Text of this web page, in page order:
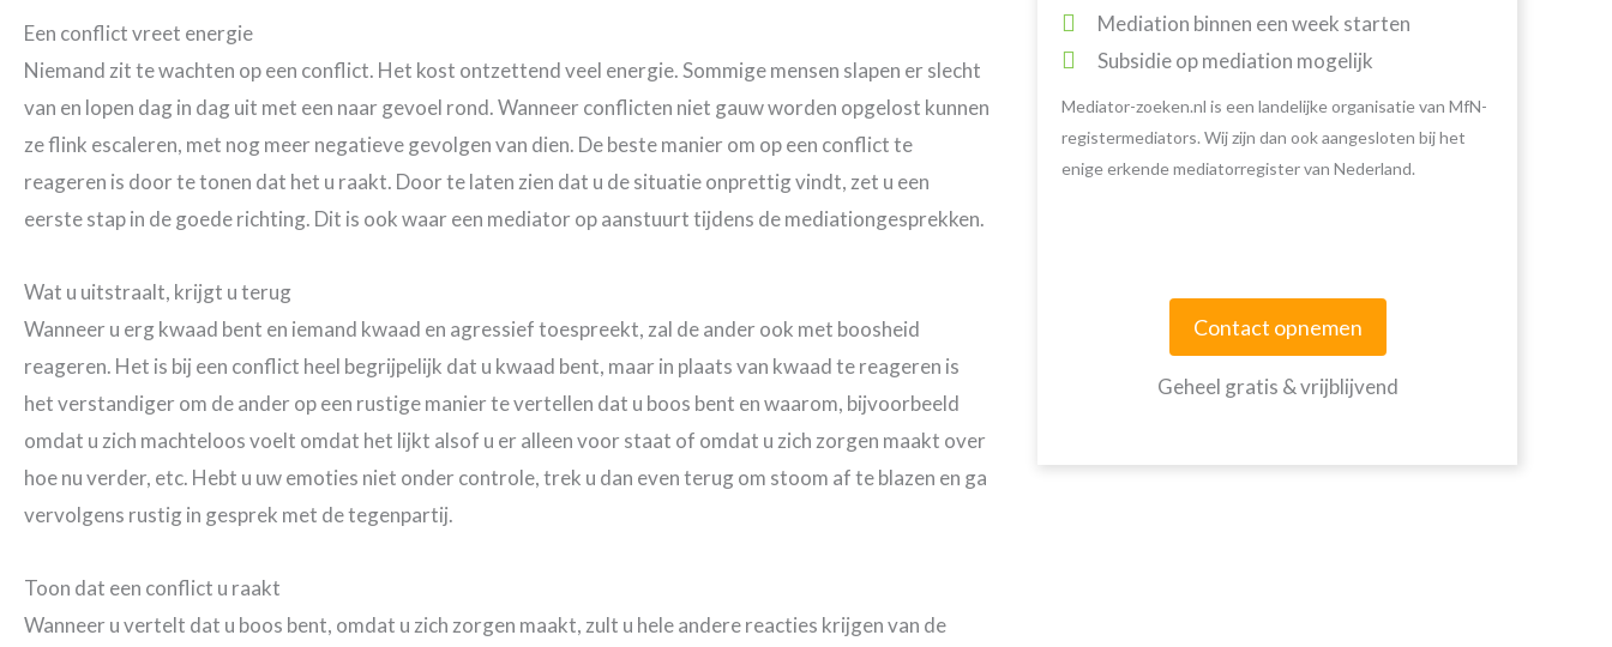
Een conflict vreet energie
Niemand zit te wachten op een conflict. Het kost ontzettend veel energie. Sommige mensen slapen er slecht
van en lopen dag in dag uit met een naar gevoel rond. Wanneer conflicten niet gauw worden opgelost kunnen
ze flink escaleren, met nog meer negatieve gevolgen van dien. De beste manier om op een conflict te
reageren is door te tonen dat het u raakt. Door te laten zien dat u de situatie onprettig vindt, zet u een
eerste stap in de goede richting. Dit is ook waar een mediator op aanstuurt tijdens de mediationgesprekken.
Wat u uitstraalt, krijgt u terug
Wanneer u erg kwaad bent en iemand kwaad en agressief toespreekt, zal de ander ook met boosheid
reageren. Het is bij een conflict heel begrijpelijk dat u kwaad bent, maar in plaats van kwaad te reageren is
het verstandiger om de ander op een rustige manier te vertellen dat u boos bent en waarom, bijvoorbeeld
omdat u zich machteloos voelt omdat het lijkt alsof u er alleen voor staat of omdat u zich zorgen maakt over
hoe nu verder, etc. Hebt u uw emoties niet onder controle, trek u dan even terug om stoom af te blazen en ga
vervolgens rustig in gesprek met de tegenpartij.
Toon dat een conflict u raakt
Wanneer u vertelt dat u boos bent, omdat u zich zorgen maakt, zult u hele andere reacties krijgen van de
Mediation binnen een week starten
Subsidie op mediation mogelijk
Mediator-zoeken.nl is een landelijke organisatie van MfN-
registermediators. Wij zijn dan ook aangesloten bij het
enige erkende mediatorregister van Nederland.
Contact opnemen
Geheel gratis & vrijblijvend